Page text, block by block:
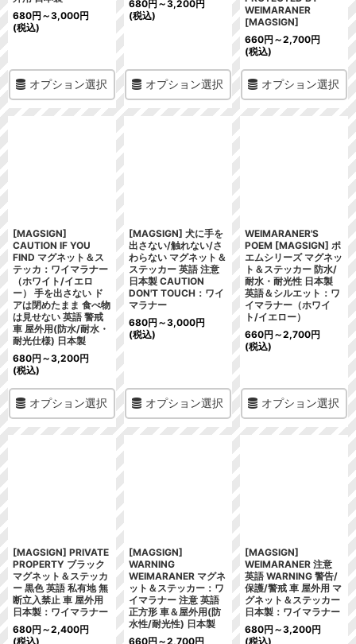
680円 ～3,000円
(税込)
オプション選択
680円 ～3,200円
(税込)
オプション選択
WEIMARANER
[MAGSIGN]
660円 ～2,700円
(税込)
オプション選択
[MAGSIGN]
CAUTION IF YOU
FIND マグネット＆ス
テッカ：ワイマラナー
（ホワイト/イエロ
ー） 手を出さない ド
アは閉めたまま 食べ物
は見せない 英語 警戒
車 屋外用(防水/耐水・
耐光仕様) 日本製
680円 ～3,200円
(税込)
オプション選択
[MAGSIGN] 犬に手を
出さない/触れない/さ
わらない マグネット＆
ステッカー 英語 注意
日本製 CAUTION
DON'T TOUCH：ワイ
マラナー
680円 ～3,000円
(税込)
オプション選択
WEIMARANER'S
POEM [MAGSIGN] ポ
エムシリーズ マグネッ
ト＆ステッカー 防水/
耐水・耐光性 日本製
英語＆シルエット：ワ
イマラナー（ホワイ
ト/イエロー）
660円 ～2,700円
(税込)
オプション選択
[MAGSIGN] PRIVATE
PROPERTY ブラック
マグネット＆ステッカ
ー 黒色 英語 私有地 無
断立入禁止 車 屋外用
日本製：ワイマラナー
680円 ～2,400円
(税込)
[MAGSIGN]
WARNING
WEIMARANER マグネ
ット＆ステッカー：ワ
イマラナー 注意 英語
正方形 車＆屋外用(防
水性/耐光性) 日本製
660円 ～2,700円
[MAGSIGN]
WEIMARANER 注意
英語 WARNING 警告/
保護/警戒 車 屋外用 マ
グネット＆ステッカー
日本製：ワイマラナー
680円 ～3,200円
(税込)